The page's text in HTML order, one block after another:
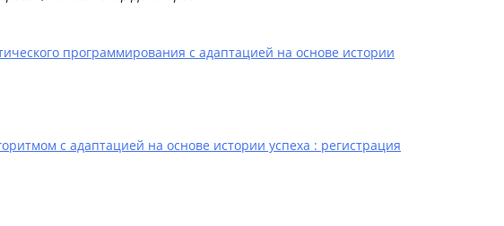
программирования с адаптацией на основе истории
с адаптацией на основе истории успеха : регистрация